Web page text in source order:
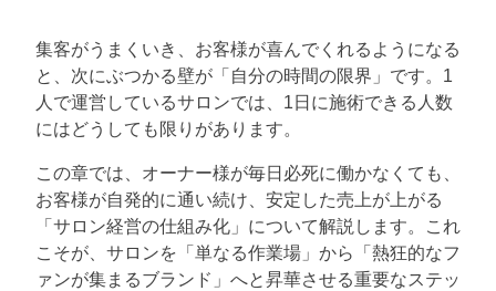
集客がうまくいき、お客様が喜んでくれるようになる
と、次にぶつかる壁が「自分の時間の限界」です。1
人で運営しているサロンでは、1日に施術できる人数
にはどうしても限りがあります。
この章では、オーナー様が毎日必死に働かなくても、
お客様が自発的に通い続け、安定した売上が上がる
「サロン経営の仕組み化」について解説します。これ
こそが、サロンを「単なる作業場」から「熱狂的なフ
ァンが集まるブランド」へと昇華させる重要なステッ